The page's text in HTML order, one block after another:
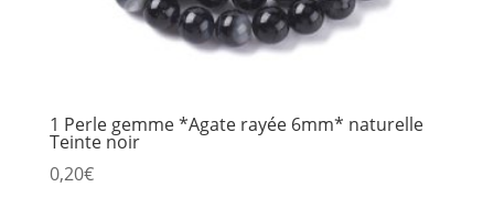
1 Perle gemme *Agate rayée 6mm* naturelle
Teinte noir
0,20€